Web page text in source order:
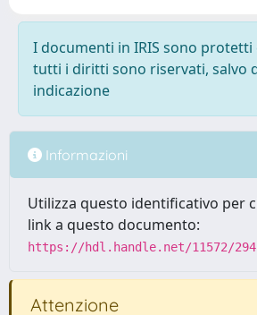
I documenti in IRIS sono
tutti i diritti sono riservati, salvo
indicazione
Informazioni
Utilizza questo identificativo per
link a questo documento:
https://hdl.handle.net/11572/
Attenzione